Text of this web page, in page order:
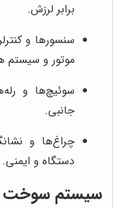
برابر لرزش.
سنسورها و
موتور و سیستم
سوئیچ‌ها و
جانبی.
چراغ‌ها و
دستگاه و ایمنی.
سیستم سوخت و